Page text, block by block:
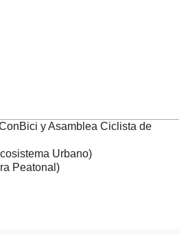
y Asamblea Ciclista de
Urbano)
Peatonal)